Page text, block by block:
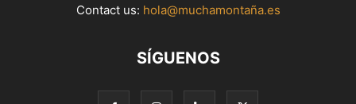
Contact us: hola@muchamontaña.es
SÍGUENOS